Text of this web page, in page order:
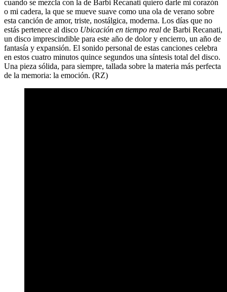
cuando se mezcla con la de Barbi Recanati quiero darle mi corazón
o mi cadera, la que se mueve suave como una ola de verano sobre
esta canción de amor, triste, nostálgica, moderna. Los días que no
estás pertenece al disco Ubicación en tiempo real de Barbi Recanati,
un disco imprescindible para este año de dolor y encierro, un año de
fantasía y expansión. El sonido personal de estas canciones celebra
en estos cuatro minutos quince segundos una síntesis total del disco.
Una pieza sólida, para siempre, tallada sobre la materia más perfecta
de la memoria: la emoción. (RZ)